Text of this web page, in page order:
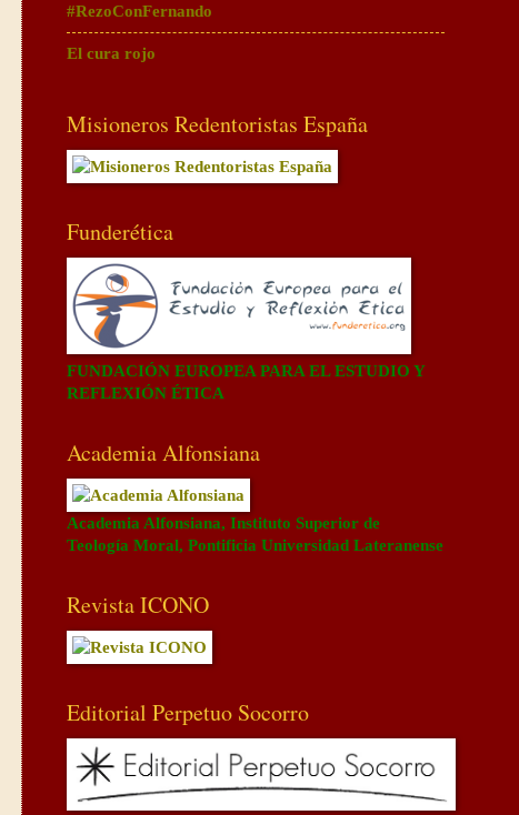
#RezoConFernando
El cura rojo
Misioneros Redentoristas España
Funderética
FUNDACIÓN EUROPEA PARA EL ESTUDIO Y
REFLEXIÓN ÉTICA
Academia Alfonsiana
Academia Alfonsiana, Instituto Superior de
Teología Moral, Pontificia Universidad Lateranense
Revista ICONO
Editorial Perpetuo Socorro